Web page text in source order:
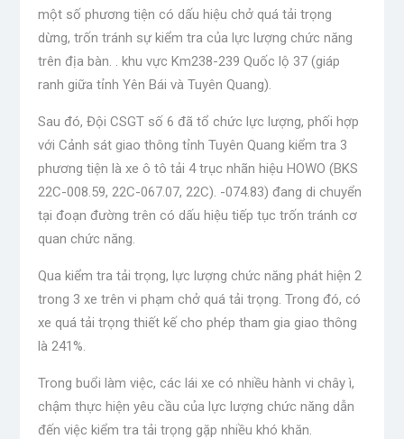
một số phương tiện có dấu hiệu chở quá tải trọng
dừng, trốn tránh sự kiểm tra của lực lượng chức năng
trên địa bàn. . khu vực Km238-239 Quốc lộ 37 (giáp
ranh giữa tỉnh Yên Bái và Tuyên Quang).
Sau đó, Đội CSGT số 6 đã tổ chức lực lượng, phối hợp
với Cảnh sát giao thông tỉnh Tuyên Quang kiểm tra 3
phương tiện là xe ô tô tải 4 trục nhãn hiệu HOWO (BKS
22C-008.59, 22C-067.07, 22C). -074.83) đang di chuyển
tại đoạn đường trên có dấu hiệu tiếp tục trốn tránh cơ
quan chức năng.
Qua kiểm tra tải trọng, lực lượng chức năng phát hiện 2
trong 3 xe trên vi phạm chở quá tải trọng. Trong đó, có
xe quá tải trọng thiết kế cho phép tham gia giao thông
là 241%.
Trong buổi làm việc, các lái xe có nhiều hành vi chây ì,
chậm thực hiện yêu cầu của lực lượng chức năng dẫn
đến việc kiểm tra tải trọng gặp nhiều khó khăn.